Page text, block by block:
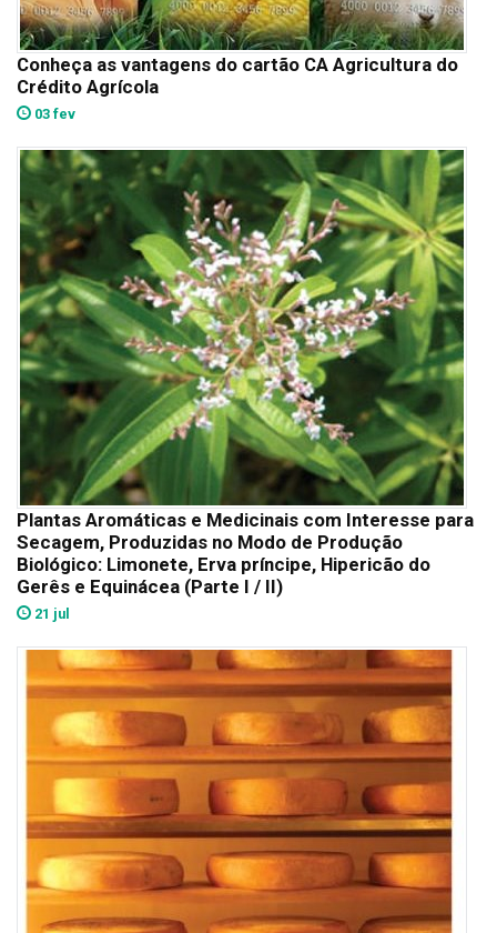
Conheça as vantagens do cartão CA Agricultura do
Crédito Agrícola
03 fev
Plantas Aromáticas e Medicinais com Interesse para
Secagem, Produzidas no Modo de Produção
Biológico: Limonete, Erva príncipe, Hipericão do
Gerês e Equinácea (Parte I / II)
21 jul